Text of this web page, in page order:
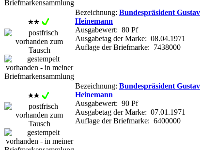
Bezeichnung: Bundespräsident Gustav
Heinemann
Ausgabewert: 80 Pf
Ausgabetag der Marke: 08.04.1971
Auflage der Briefmarke: 7438000
Bezeichnung: Bundespräsident Gustav
Heinemann
Ausgabewert: 90 Pf
Ausgabetag der Marke: 07.01.1971
Auflage der Briefmarke: 6400000